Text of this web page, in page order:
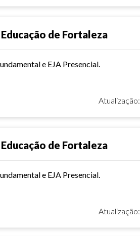
de Fortaleza
e EJA Presencial.
Atualização:
de Fortaleza
e EJA Presencial.
Atualização: